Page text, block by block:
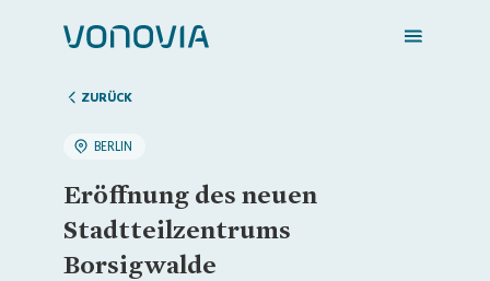
Zuhause finden
Mein Zuhause
ZURÜCK
BERLIN
Eröffnung des neuen
Stadtteilzentrums
Borsigwalde